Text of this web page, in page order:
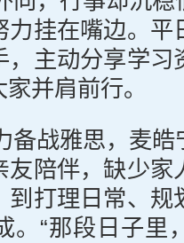
力挂在嘴边。平
，主动分享学习
并肩前行。
备战雅思，麦
友陪伴，缺少家
到打理日常、规
。“那段日子里